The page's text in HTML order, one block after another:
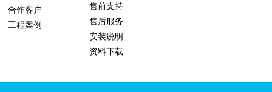
合作客户
工程案例
售前支持
售后服务
安装说明
资料下载